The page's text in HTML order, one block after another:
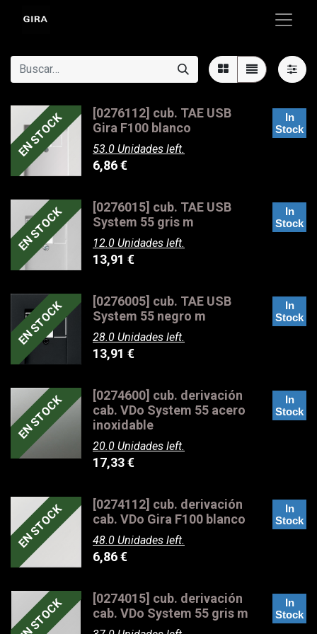
EN STOCK
[0276112] cub. TAE USB
Gira F100 blanco
53.0 Unidades left.
6,86€
In
Stock
EN STOCK
[0276015] cub. TAE USB
System 55 gris m
12.0 Unidades left.
13,91 €
In
Stock
EN STOCK
[0276005] cub. TAE USB
System 55 negro m
28.0 Unidades left.
13,91 €
In
Stock
EN STOCK
[0274600] cub. derivación
cab. VDo System 55 acero
inoxidable
20.0 Unidades left.
17,33€
In
Stock
EN STOCK
[0274112] cub. derivación
cab. VDo Gira F100 blanco
48.0 Unidades left.
6,86€
In
Stock
EN STOCK
[0274015] cub. derivación
cab. VDo System 55 gris m
In
Stock